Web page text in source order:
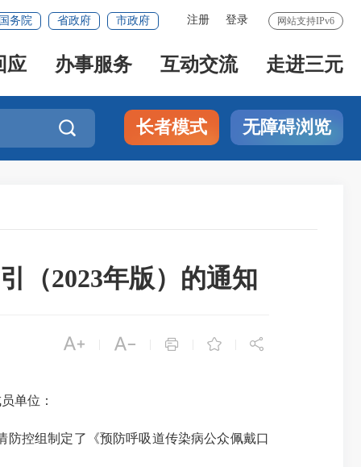
网站支持IPv6
注册 登录
国务院 省政府 市政府
应 办事服务 互动交流 走进三元
 长者模式 无障碍浏览
（2023年版）的通知
    
单位：
控组制定了《预防呼吸道传染病公众佩戴口